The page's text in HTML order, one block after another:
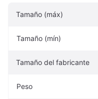
Tamaño (máx)
Tamaño (mín)
Tamaño del fabricante
Peso